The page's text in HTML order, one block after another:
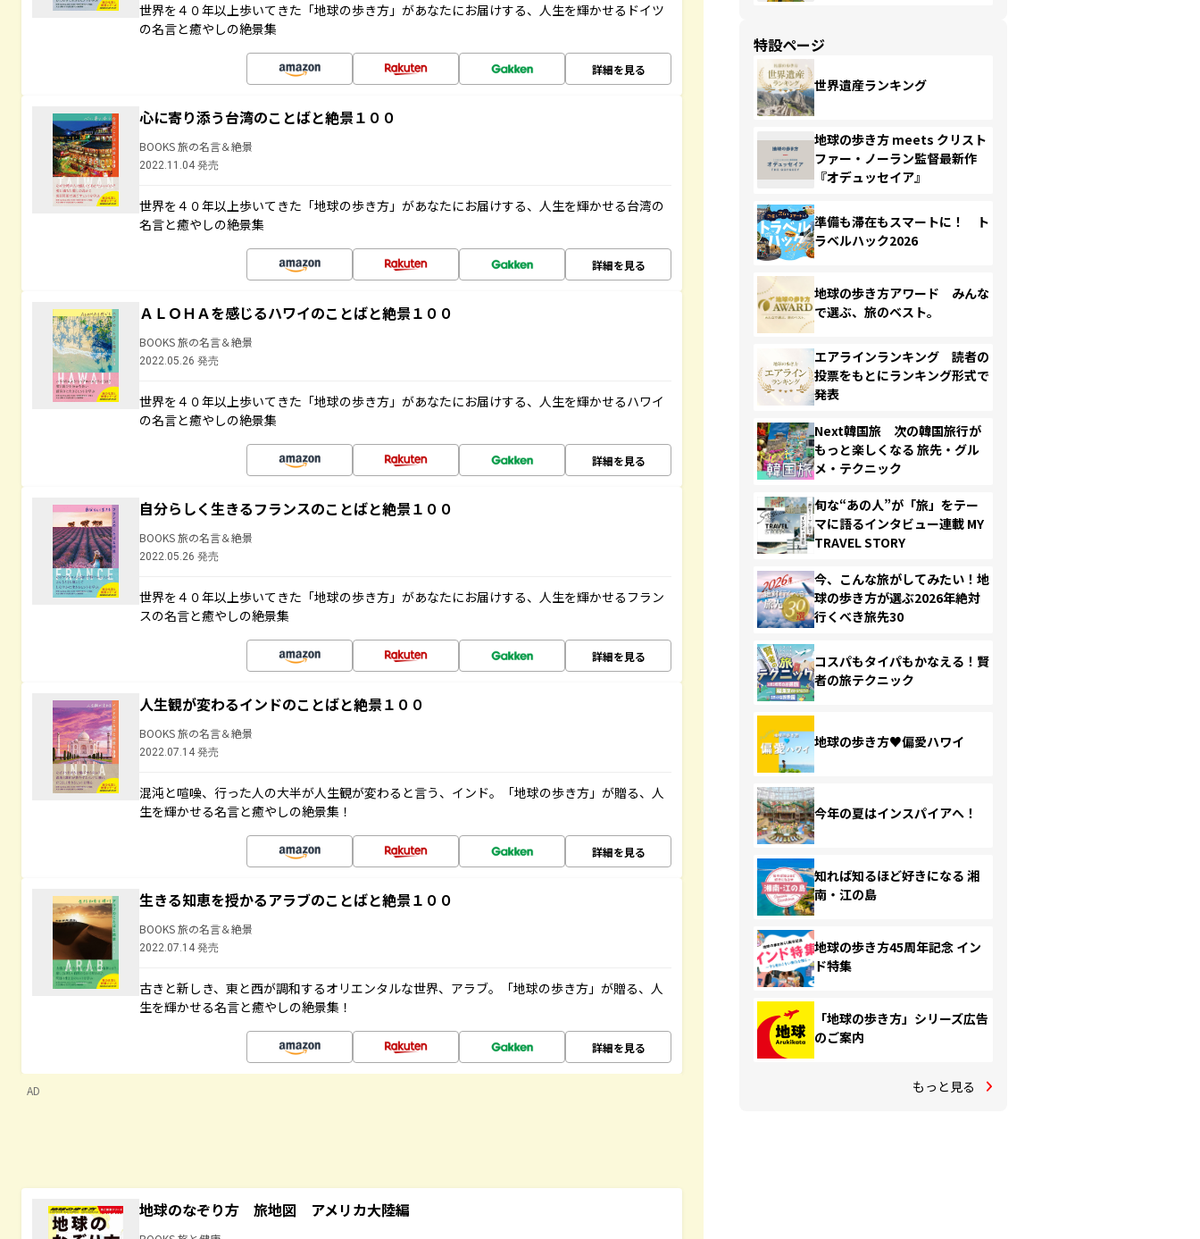
世界を４０年以上歩いてきた「地球の歩き方」があなたにお届けする、人生を輝かせるドイツ
の名言と癒やしの絶景集
詳細を見る
心に寄り添う台湾のことばと絶景１００
BOOKS 旅の名言＆絶景
2022.11.04 発売
世界を４０年以上歩いてきた「地球の歩き方」があなたにお届けする、人生を輝かせる台湾の
名言と癒やしの絶景集
詳細を見る
ＡＬＯＨＡを感じるハワイのことばと絶景１００
BOOKS 旅の名言＆絶景
2022.05.26 発売
世界を４０年以上歩いてきた「地球の歩き方」があなたにお届けする、人生を輝かせるハワイ
の名言と癒やしの絶景集
詳細を見る
自分らしく生きるフランスのことばと絶景１００
BOOKS 旅の名言＆絶景
2022.05.26 発売
世界を４０年以上歩いてきた「地球の歩き方」があなたにお届けする、人生を輝かせるフラン
スの名言と癒やしの絶景集
詳細を見る
人生観が変わるインドのことばと絶景１００
BOOKS 旅の名言＆絶景
2022.07.14 発売
混沌と喧噪、行った人の大半が人生観が変わると言う、インド。「地球の歩き方」が贈る、人
生を輝かせる名言と癒やしの絶景集！
詳細を見る
生きる知恵を授かるアラブのことばと絶景１００
BOOKS 旅の名言＆絶景
2022.07.14 発売
古きと新しき、東と西が調和するオリエンタルな世界、アラブ。「地球の歩き方」が贈る、人
生を輝かせる名言と癒やしの絶景集！
詳細を見る
AD
地球のなぞり方 旅地図 アメリカ大陸編
特設ページ
世界遺産ランキング
地球の歩き方 meets クリスト
ファー・ノーラン監督最新作
『オデュッセイア』
準備も滞在もスマートに！ ト
ラベルハック2026
地球の歩き方アワード みんな
で選ぶ、旅のベスト。
エアラインランキング 読者の
投票をもとにランキング形式で
発表
Next韓国旅 次の韓国旅行が
もっと楽しくなる 旅先・グル
メ・テクニック
旬な“あの人”が「旅」をテー
マに語るインタビュー連載 MY
TRAVEL STORY
今、こんな旅がしてみたい！地
球の歩き方が選ぶ2026年絶対
行くべき旅先30
コスパもタイパもかなえる！賢
者の旅テクニック
地球の歩き方♥偏愛ハワイ
今年の夏はインスパイアへ！
知れば知るほど好きになる 湘
南・江の島
地球の歩き方45周年記念 イン
ド特集
「地球の歩き方」シリーズ広告
のご案内
もっと見る